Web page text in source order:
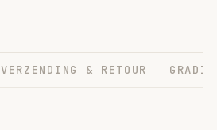
VERZENDING & RETOUR